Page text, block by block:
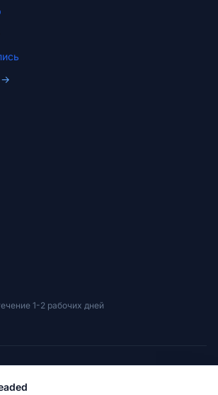
→
1-2 рабочих дней
· Reg. 11299597 · Narva, Estonia